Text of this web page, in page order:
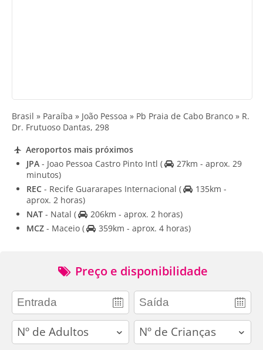
Brasil » Paraíba » João Pessoa » Pb Praia de Cabo Branco » R.
Dr. Frutuoso Dantas, 298
Aeroportos mais próximos
JPA - Joao Pessoa Castro Pinto Intl (
27km - aprox. 29
minutos)
REC - Recife Guararapes Internacional (
135km -
aprox. 2 horas)
NAT - Natal (
206km - aprox. 2 horas)
MCZ - Maceio ( 359km - aprox. 4 horas)
Preço e disponibilidade
adults children